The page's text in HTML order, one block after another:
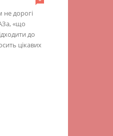
не дорогі
«що
до
цікавих